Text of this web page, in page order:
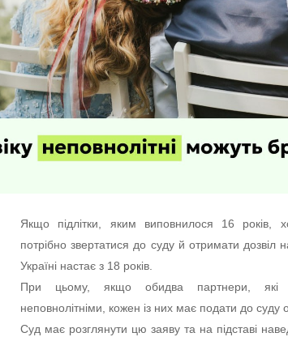
Якщо підлітки, яким виповнилося 16 років,
потрібно звертатися до суду й отримати
Україні настає з 18 років.
При цьому, якщо обидва партнери, які
неповнолітніми, кожен із них має подати до суду
Суд має розглянути цю заяву та на підставі